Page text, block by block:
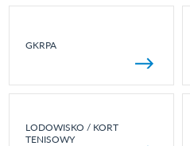
GKRPA
LODOWISKO / KORT
TENISOWY